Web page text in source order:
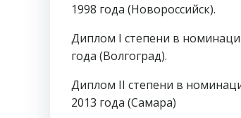
1998 года (Новороссийск).
Диплом I степени в
года (Волгоград).
Диплом II степени в
2013 года (Самара)